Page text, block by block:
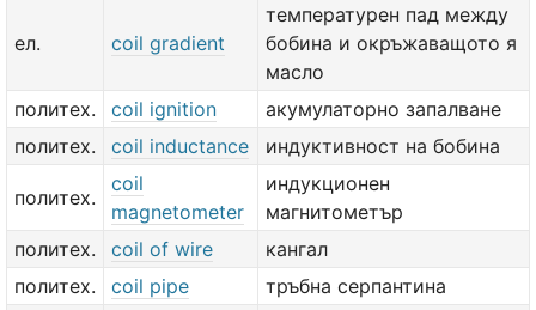
ел. coil gradient
температурен пад между
бобина и окръжаващото я
масло
политех.
coil ignition
акумулаторно запалване
политех.
coil inductance индуктивност на бобина
политех.
coil
magnetometer
индукционен
магнитометър
политех.
coil of wire
кангал
политех.
coil pipe
тръбна серпантина